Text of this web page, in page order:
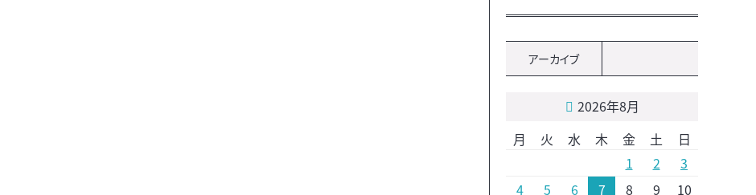
アーカイブ
2026年8月
月
火 水 木 金 土
日
1
2
3
4
5 6 7 8 9 10